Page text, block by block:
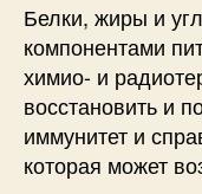
Белки, жиры и
компонентами
химио- и
восстановить и
иммунитет и
которая может